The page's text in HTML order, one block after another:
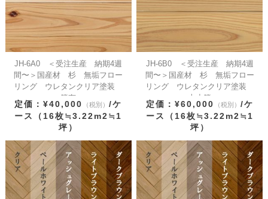
JH-6A0 ＜受注生産 納期4週
間〜＞国産材 杉 無垢フロー
リング ウレタンクリア塗装
節有
定価：¥40,000 （税別）/ケ
ース（16枚≒3.22m2≒1
坪）
JH-6B0 ＜受注生産 納期4週
間〜＞国産材 杉 無垢フロー
リング ウレタンクリア塗装
上小節
定価：¥60,000 （税別） /ケ
ース（16枚≒3.22m2≒1
坪）